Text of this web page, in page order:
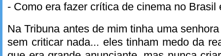
- Como era fazer crítica de cinema no Brasil
Na Tribuna antes de mim tinha uma
sem criticar nada... eles tinham medo da